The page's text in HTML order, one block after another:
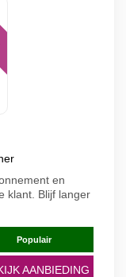
en
klant. Blijf langer
Populair
AANBIEDING